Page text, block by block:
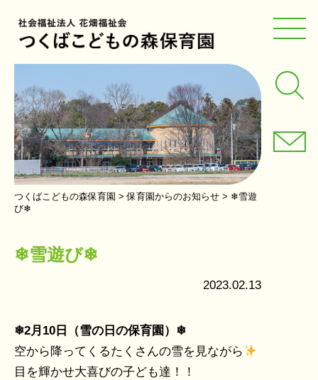
つくばこどもの森保育園 >保育園からのお知らせ > ❄雪遊
び❄
❄雪遊び❄
2023.02.13
❄2月10日（雪の日の保育園）❄
空から降ってくるたくさんの雪を見ながら
目を輝かせ大喜びの子ども達！！